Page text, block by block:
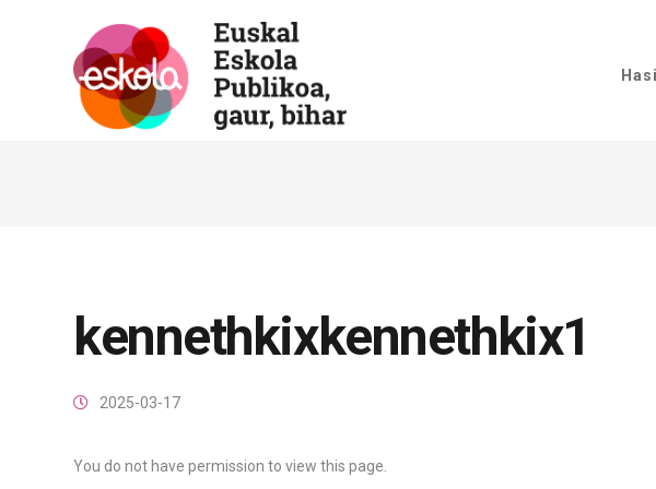
kennethkixkennethkix1
2025-03-17
You do not have permission to view this page.